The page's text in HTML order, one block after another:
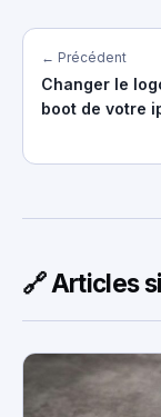
← Précédent
Changer le
boot de votre
🔗 Articles